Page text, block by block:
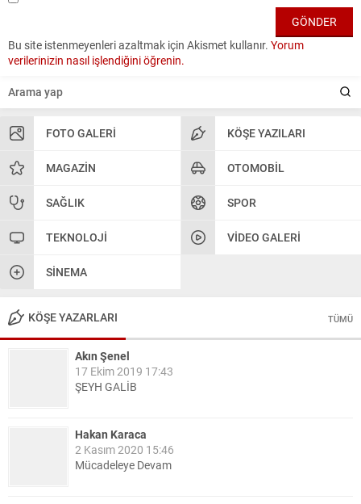
FOTO GALERI KÖŞE YAZILARI
MAGAZIN OTOMOBIL
SAĞLIK SPOR
TEKNOLOJI VIDEO GALERI
SINEMA
KÖŞE YAZARLARI TÜMÜ
Akın Şenel
17 Ekim 2019 17:43
ŞEYH GALİB
Hakan Karaca
2 Kasım 2020 15:46
Mücadeleye Devam
Bu site istenmeyenleri azaltmak için Akismet kullanır. Yorum
verilerinizin nasıl işlendiğini öğrenin.